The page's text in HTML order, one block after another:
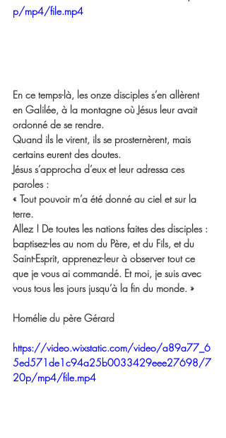
p/mp4/file.mp4
En ce temps-là, les onze disciples s’en allèrent
en Galilée, à la montagne où Jésus leur avait
ordonné de se rendre.
Quand ils le virent, ils se prosternèrent, mais
certains eurent des doutes.
Jésus s’approcha d’eux et leur adressa ces
paroles :
« Tout pouvoir m’a été donné au ciel et sur la
terre.
Allez ! De toutes les nations faites des disciples :
baptisez-les au nom du Père, et du Fils, et du
Saint-Esprit, apprenez-leur à observer tout ce
que je vous ai commandé. Et moi, je suis avec
vous tous les jours jusqu’à la fin du monde. »
Homélie du père Gérard
https://video.wixstatic.com/video/a89a77_6
5ed571de1c94a25b0033429eee27698/7
20p/mp4/file.mp4